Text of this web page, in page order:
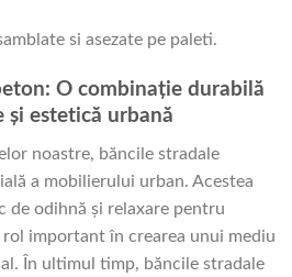
si asezate pe paleti.
O combinație durabilă
estetică urbană
noastre, băncile stradale
a mobilierului urban. Acestea
de odihnă și relaxare pentru
important în crearea unui mediu
În ultimul timp, băncile stradale